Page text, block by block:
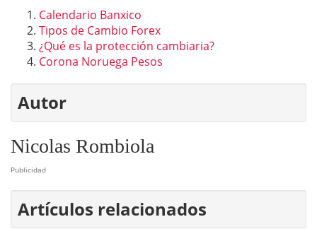
Calendario Banxico
Tipos de Cambio Forex
¿Qué es la protección cambiaria?
Corona Noruega Pesos
Autor
Nicolas Rombiola
Publicidad
Artículos relacionados